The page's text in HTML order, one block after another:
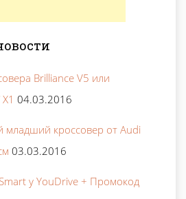
Brilliance V5 или
04.03.2016
кроссовер от Audi
03.03.2016
у YouDrive + Промокод